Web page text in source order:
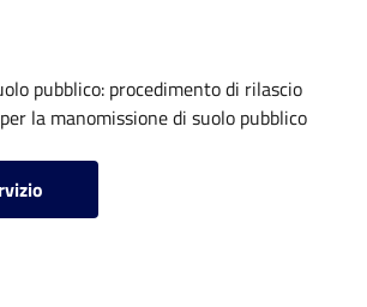
pubblico: procedimento di rilascio
la manomissione di suolo pubblico